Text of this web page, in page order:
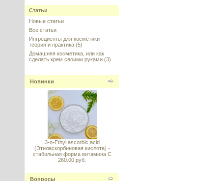
Greyverse - пептид против
седины АНАЛОГ (Грейверс)
Argireline Amplified peptide
(Аргирелин амплифайд), Lipotec,
Испания
---------
гликозаминогликаны, 5 г
Статьи
Новые статьи
Все статьи
Ингредиенты для косметики -
теория и практика (5)
Домашняя косметика, или как
сделать крем своими руками (3)
Новинки
3-o-Ethyl ascorbic acid
(Этиласкорбиновая кислота) -
стабильная форма витамина С
260.00 руб.
Вопросы